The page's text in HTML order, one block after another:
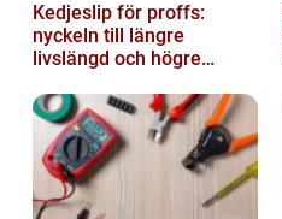
Kedjeslip för proffs:
nyckeln till längre
livslängd och högre